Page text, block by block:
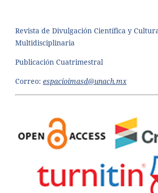
Revista de Divulgación Científica y
Multidisciplinaria
Publicación Cuatrimestral
Correo: espacioimasd@unach.mx